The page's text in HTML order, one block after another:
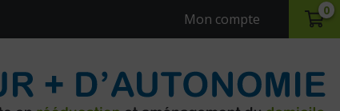
Mon compte
0